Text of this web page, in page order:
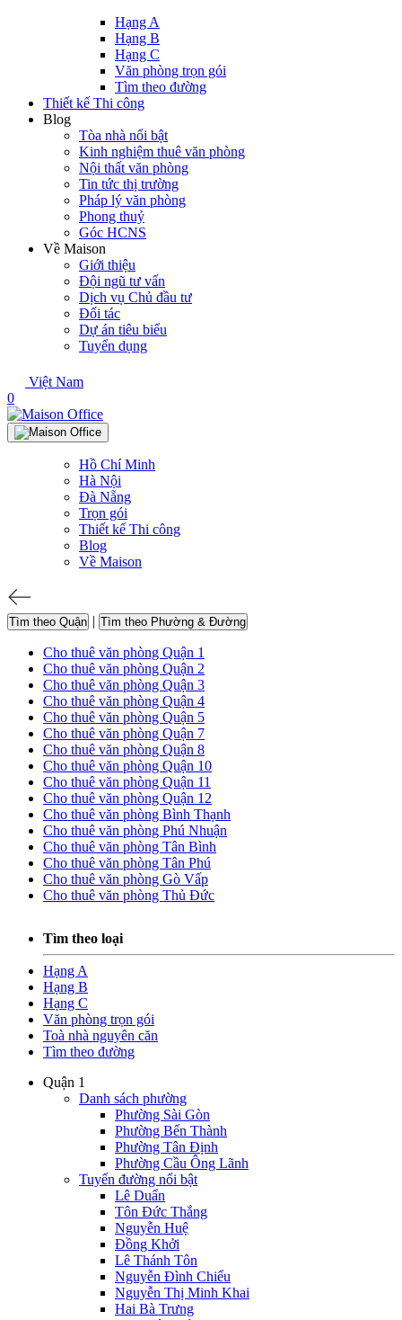
Hạng A
Hạng B
Hạng C
Văn phòng trọn gói
Tìm theo đường
Thiết kế Thi công
Blog
Tòa nhà nổi bật
Kinh nghiệm thuê văn phòng
Nội thất văn phòng
Tin tức thị trường
Pháp lý văn phòng
Phong thuỷ
Góc HCNS
Về Maison
Giới thiệu
Đội ngũ tư vấn
Dịch vụ Chủ đầu tư
Đối tác
Dự án tiêu biểu
Tuyển dụng
Việt Nam
0
Hồ Chí Minh
Hà Nội
Đà Nẵng
Trọn gói
Thiết kế Thi công
Blog
Về Maison
Tìm theo Quận | Tìm theo Phường & Đường
Cho thuê văn phòng Quận 1
Cho thuê văn phòng Quận 2
Cho thuê văn phòng Quận 3
Cho thuê văn phòng Quận 4
Cho thuê văn phòng Quận 5
Cho thuê văn phòng Quận 7
Cho thuê văn phòng Quận 8
Cho thuê văn phòng Quận 10
Cho thuê văn phòng Quận 11
Cho thuê văn phòng Quận 12
Cho thuê văn phòng Bình Thạnh
Cho thuê văn phòng Phú Nhuận
Cho thuê văn phòng Tân Bình
Cho thuê văn phòng Tân Phú
Cho thuê văn phòng Gò Vấp
Cho thuê văn phòng Thủ Đức
Tìm theo loại
Hạng A
Hạng B
Hạng C
Văn phòng trọn gói
Toà nhà nguyên căn
Tìm theo đường
Quận 1
Danh sách phường
Phường Sài Gòn
Phường Bến Thành
Phường Tân Định
Phường Cầu Ông Lãnh
Tuyến đường nổi bật
Lê Duẩn
Tôn Đức Thắng
Nguyễn Huệ
Đồng Khởi
Lê Thánh Tôn
Nguyễn Đình Chiểu
Nguyễn Thị Minh Khai
Hai Bà Trưng